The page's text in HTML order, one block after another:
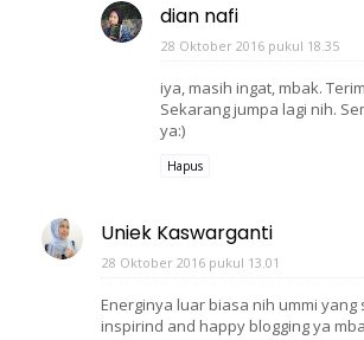
dian nafi
28 Oktober 2016 pukul 18.35
iya, masih ingat, mbak.
Sekarang jumpa lagi nih.
ya:)
Hapus
Uniek Kaswarganti
28 Oktober 2016 pukul 13.01
Energinya luar biasa nih ummi yang
inspirind and happy blogging ya